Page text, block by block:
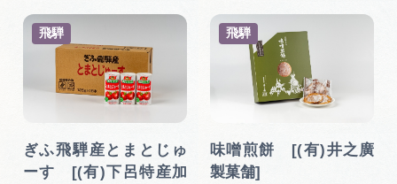
ぎふ飛騨産とまとじゅ
ーす [(有)下呂特産加
飛騨
味噌煎餅 [(有)井之廣
製菓舗]
飛騨